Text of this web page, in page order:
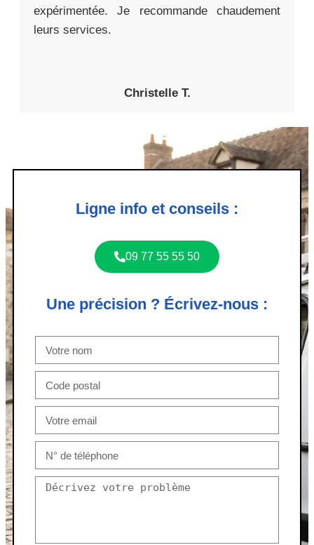
expérimentée. Je recommande chaudement
leurs services.
Christelle T.
Ligne info et conseils :
09 77 55 55 50
Une précision ? Écrivez-nous :